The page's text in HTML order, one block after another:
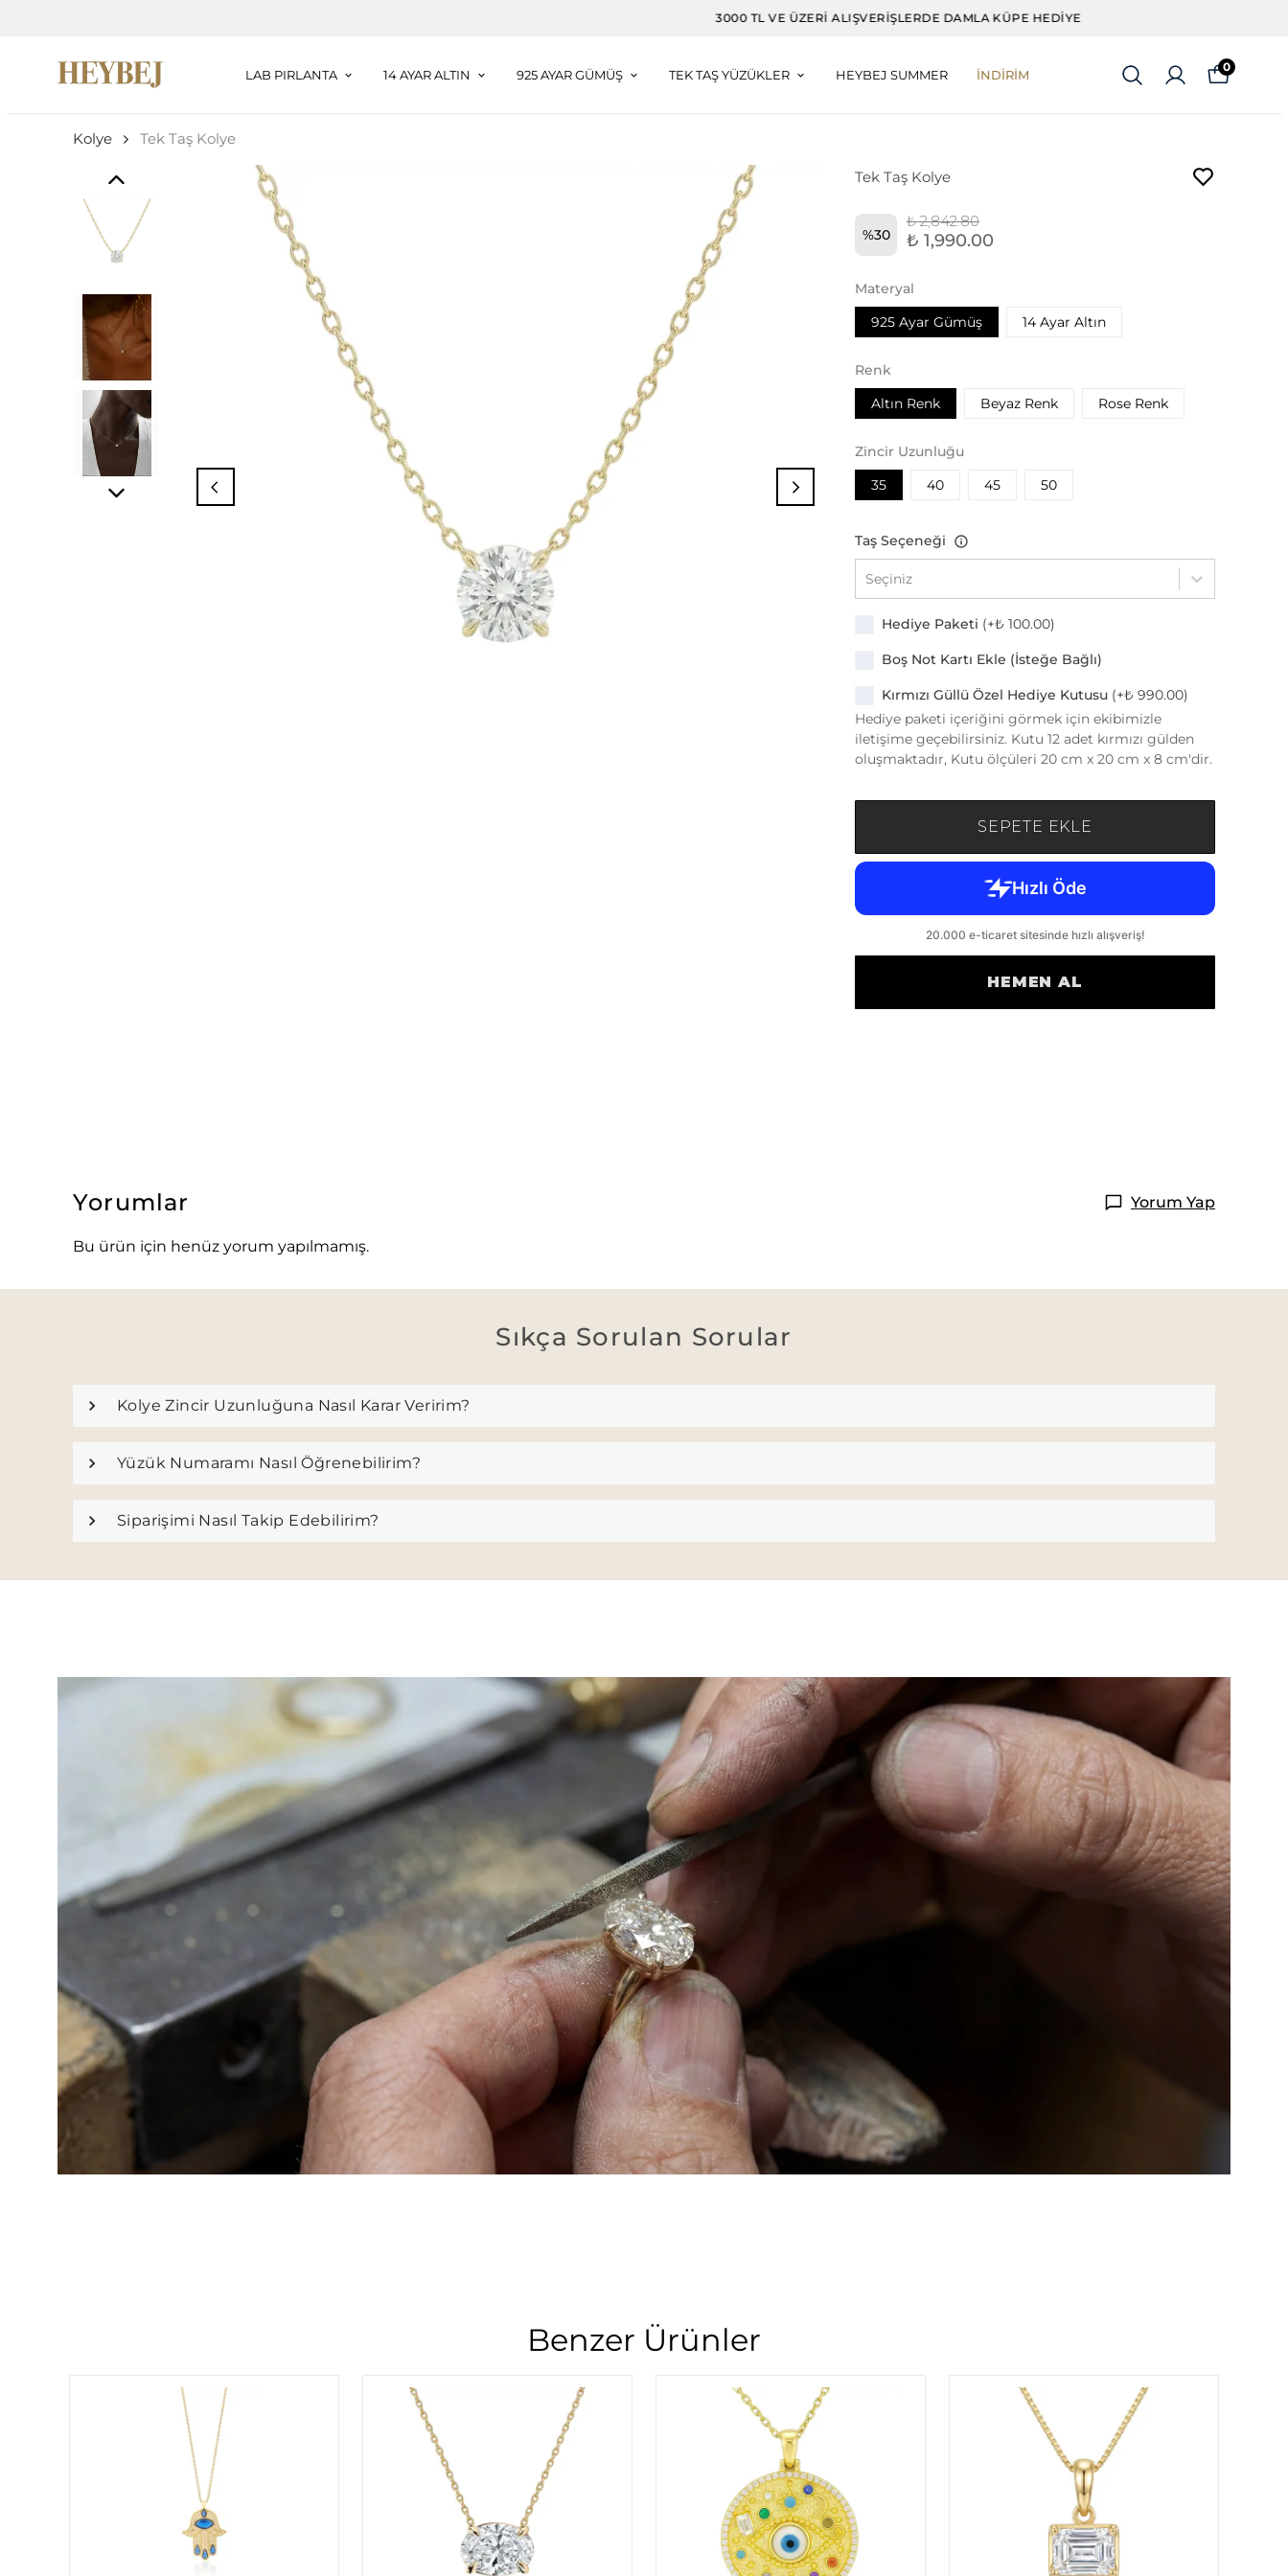
3000 TL VE ÜZERI ALIŞVERIŞLERDE DAMLA KÜPE HEDIYE
LAB PIRLANTA 14 AYAR ALTIN 925 AYAR GÜMÜŞ TEK TAŞ YÜZÜKLER HEYBEJ SUMMER İNDİRİM
0
Kolye Tek Taş Kolye
Tek Taş Kolye
%30
₺ 2,842.80
₺ 1,990.00
Materyal
925 Ayar Gümüş
14 Ayar Altın
Renk
Altın Renk
Beyaz Renk Rose Renk
Zincir Uzunluğu
35
40 45 50
Taş Seçeneği
Seçiniz
Hediye Paketi (+₺ 100.00)
Boş Not Kartı Ekle (İsteğe Bağlı)
Kırmızı Güllü Özel Hediye Kutusu (+₺ 990.00)
Hediye paketi içeriğini görmek için ekibimizle
iletişime geçebilirsiniz. Kutu 12 adet kırmızı gülden
oluşmaktadır, Kutu ölçüleri 20 cm x 20 cm x 8 cm'dir.
SEPETE EKLE
HEMEN AL
Yorumlar Yorum Yap
Bu ürün için henüz yorum yapılmamış.
Sıkça Sorulan Sorular
Kolye Zincir Uzunluğuna Nasıl Karar Veririm?
Yüzük Numaramı Nasıl Öğrenebilirim?
Siparişimi Nasıl Takip Edebilirim?
Benzer Ürünler